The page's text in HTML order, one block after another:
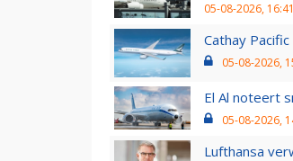
05-08-2026, 16:41
Cathay
05-08-2026,
El Al noteert
05-08-2026,
Lufthansa